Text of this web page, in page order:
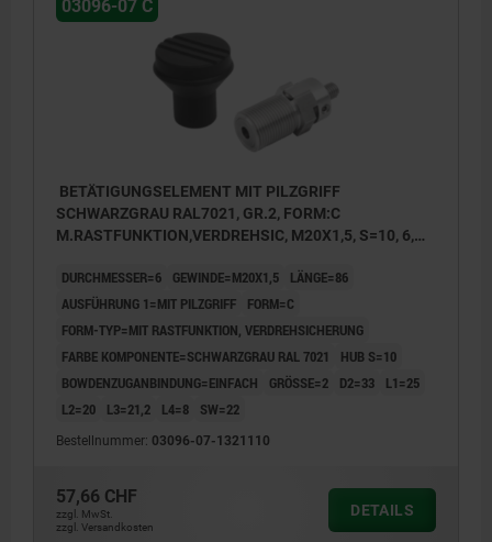
03096-07 C
BETÄTIGUNGSELEMENT MIT PILZGRIFF
SCHWARZGRAU RAL7021, GR.2, FORM:C
M.RASTFUNKTION,VERDREHSIC, M20X1,5, S=10, 6,
DURCHMESSER=6 GEWINDE=M20X1,5
LÄNGE=86
AUSFÜHRUNG 1=MIT PILZGRIFF
FORM=C
FORM-TYP=MIT RASTFUNKTION, VERDREHSICHERUNG
FARBE KOMPONENTE=SCHWARZGRAU RAL 7021
HUB S=10
BOWDENZUGANBINDUNG=EINFACH
GRÖSSE=2 D2=33
L1=25
L2=20
L3=21,2 L4=8 SW=22
Bestellnummer: 03096-07-1321110
57,66 CHF
zzgl. MwSt.
zzgl. Versandkosten
DETAILS